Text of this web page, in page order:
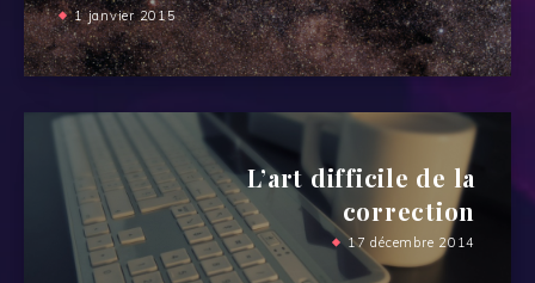
1 janvier 2015
L’art difficile de la
correction
17 décembre 2014